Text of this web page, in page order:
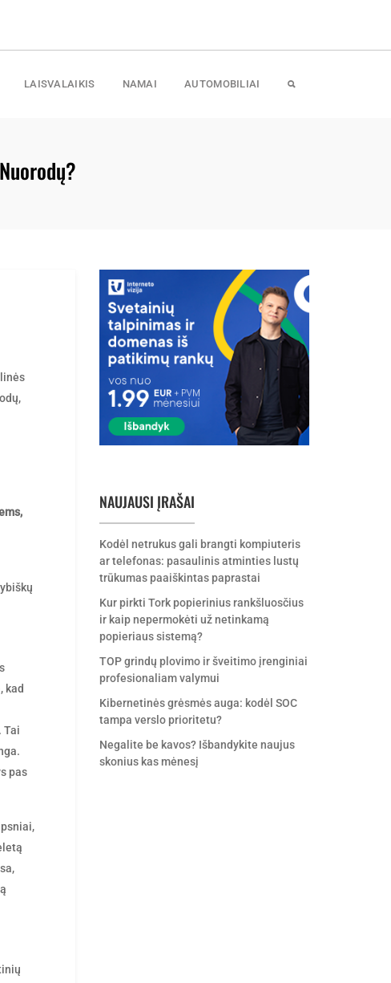
LAISVALAIKIS NAMAI AUTOMOBILIAI
kad
Tai
pas
NAUJAUSI ĮRAŠAI
Kodėl netrukus gali brangti kompiuteris
ar telefonas: pasaulinis atminties lustų
trūkumas paaiškintas paprastai
Kur pirkti Tork popierinius rankšluosčius
ir kaip nepermokėti už netinkamą
popieriaus sistemą?
TOP grindų plovimo ir šveitimo įrenginiai
profesionaliam valymui
Kibernetinės grėsmės auga: kodėl SOC
tampa verslo prioritetu?
Negalite be kavos? Išbandykite naujus
skonius kas mėnesį